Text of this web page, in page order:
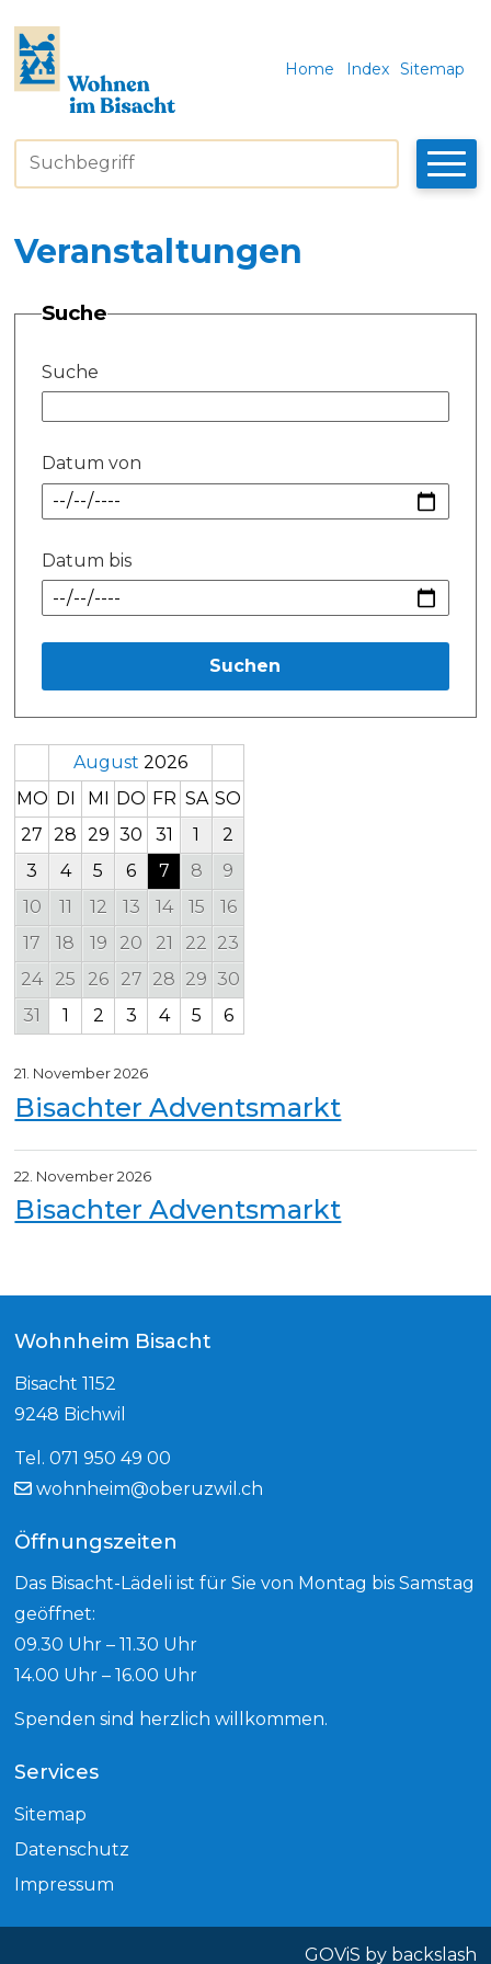
Navigieren in Bisacht
Home Index Sitemap
Suchbegriff
Suche
Veranstaltungen
Suche
Suche
Datum von
Datum bis
Suchen
August 2026
MO DI MI DO FR SA SO
27
28 29 30 31 1
2
3
4 5 6 7 8
9
10
11 12 13 14 15
16
17
18 19 20 21 22 23
24
25 26 27 28 29 30
31
1 2 3 4 5 6
Bisachter Adventsmarkt
21. November 2026
Bisachter Adventsmarkt
22. November 2026
Footer
Wohnheim Bisacht
Bisacht 1152
9248 Bichwil
Tel. 071 950 49 00
wohnheim@oberuzwil.ch
Öffnungszeiten
Das Bisacht-Lädeli ist für Sie von Montag bis Samstag
geöffnet:
09.30 Uhr – 11.30 Uhr
14.00 Uhr – 16.00 Uhr
Spenden sind herzlich willkommen.
Services
Sitemap
Datenschutz
Impressum
GOViS by backslash